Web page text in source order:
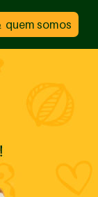
quem somos